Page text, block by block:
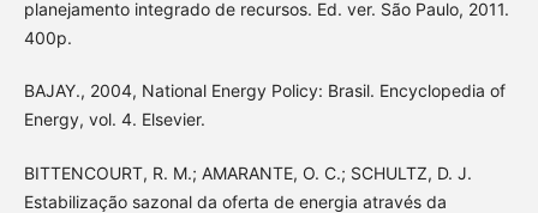
planejamento integrado de recursos. Ed. ver. São Paulo, 2011.
400p.
BAJAY., 2004, National Energy Policy: Brasil. Encyclopedia of
Energy, vol. 4. Elsevier.
BITTENCOURT, R. M.; AMARANTE, O. C.; SCHULTZ, D. J.
Estabilização sazonal da oferta de energia através da